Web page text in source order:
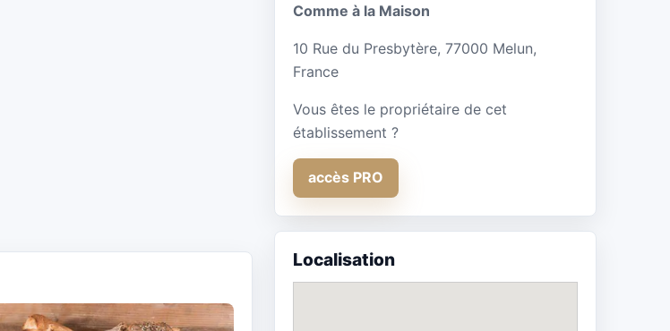
Comme à la Maison
10 Rue du Presbytère, 77000 Melun,
France
Vous êtes le propriétaire de cet
établissement ?
accès PRO
Localisation